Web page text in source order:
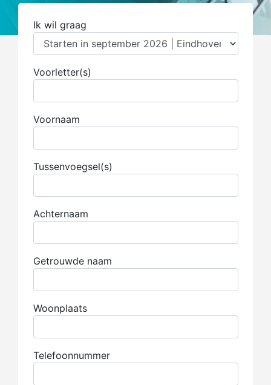
Ik wil graag
Voorletter(s)
Voornaam
Tussenvoegsel(s)
Achternaam
Getrouwde naam
Woonplaats
Telefoonnummer